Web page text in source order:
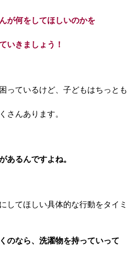
が何をしてほしいのかを
いきましょう！
っているけど、子どもはちっとも
さんあります。
あるんですよね。
してほしい具体的な行動をタイミ
のなら、洗濯物を持っていって